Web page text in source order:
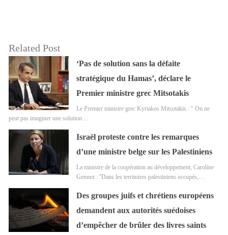
Related Post
‘Pas de solution sans la défaite
stratégique du Hamas’, déclare le
Premier ministre grec Mitsotakis
Le Premier ministre grec Kyriakos Mitsotakis : " On ne
peut pas imaginer une solution…
Israël proteste contre les remarques
d’une ministre belge sur les Palestiniens
La ministre de la coopération au développement, Caroline
Gennez : ''Dans les territoires palestiniens occupés,…
Des groupes juifs et chrétiens européens
demandent aux autorités suédoises
d’empêcher de brûler des livres saints